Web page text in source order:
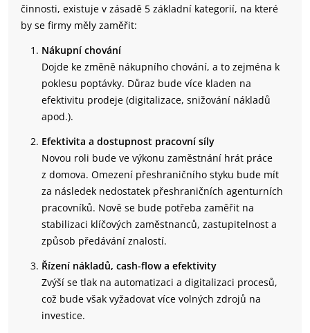
činnosti, existuje v zásadě 5 základní kategorií, na které
by se firmy měly zaměřit:
Nákupní chování
Dojde ke změně nákupního chování, a to zejména k
poklesu poptávky. Důraz bude více kladen na
efektivitu prodeje (digitalizace, snižování nákladů
apod.).
Efektivita a dostupnost pracovní síly
Novou roli bude ve výkonu zaměstnání hrát práce
z domova. Omezení přeshraničního styku bude mít
za následek nedostatek přeshraničních agenturních
pracovníků. Nově se bude potřeba zaměřit na
stabilizaci klíčových zaměstnanců, zastupitelnost a
způsob předávání znalostí.
Řízení nákladů, cash-flow a efektivity
Zvýší se tlak na automatizaci a digitalizaci procesů,
což bude však vyžadovat více volných zdrojů na
investice.